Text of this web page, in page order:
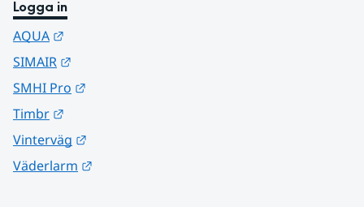
Logga in
AQUA
SIMAIR
SMHI Pro
Timbr
Vinterväg
Väderlarm